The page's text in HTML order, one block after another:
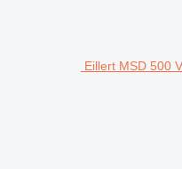
Eillert MSD 500